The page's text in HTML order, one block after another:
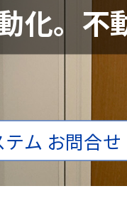
化。不
ム お問合せ